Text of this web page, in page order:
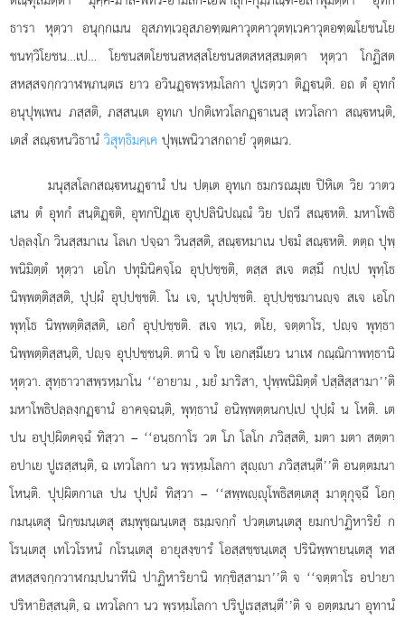
ธารา หุตฺวา อนุกฺกเมน อุสภทฺเวอุสภอฑฺฒคาวุตคาวุตทฺเวคาวุตอฑฺฒโยชนโย
ชนทฺวิโยชน…เป… โยชนสตโยชนสหสฺสโยชนสตสหสฺสมตฺตา หุตฺวา โกฏิสต
สหสฺสจกฺกวาฬพฺภนฺตเร ยาว อวินฏฺพฺรหฺมโลกา ปูเรตฺวา ติฏฺนฺติ. อถ ตํ อุทกํ
อนุปุพฺเพน ภสฺสติ, ภสฺสนฺเต อุทเก ปกติเทวโลกฏฺาเนสุ เทวโลกา สณฺหนฺติ,
เตสํ สณฺหนวิธานํวิสุทฺธิมคฺเค ปุพฺเพนิวาสกถายํ วุตฺตเมว.
มนุสฺสโลกสณฺหนฏฺานํ ปน ปตฺเต อุทเก ธมกรณมุเข ปิหิเต วิย วาตว
เสน ตํ อุทกํ สนฺติฏฺติ, อุทกปิฏฺเ อุปฺปลินิปณฺณํ วิย ปถวี สณฺหติ. มหาโพธิ
ปลฺลงฺโก วินสฺสมาเน โลเก ปจฺฉา วินสฺสติ, สณฺหมาเน ปมํ สณฺหติ. ตตฺถ ปุพฺ
พนิมิตฺตํ หุตฺวา เอโก ปทุมินิคจฺโฉ อุปฺปชฺชติ, ตสฺส สเจ ตสฺมึ กปฺเป พุทฺโธ
นิพฺพตฺติสฺสติ, ปุปฺผํ อุปฺปชฺชติ. โน เจ, นุปฺปชฺชติ. อุปฺปชฺชมานฺจ สเจ เอโก
พุทฺโธ นิพฺพตฺติสฺสติ, เอกํ อุปฺปชฺชติ. สเจ ทฺเว, ตโย, จตฺตาโร, ปฺจ พุทฺธา
นิพฺพตฺติสฺสนฺติ, ปฺจ อุปฺปชฺชนฺติ. ตานิ จ โข เอกสฺมึเยว นาเฬ กณฺณิกาพทฺธานิ
หุตฺวา. สุทฺธาวาสพฺรหฺมาโน ‘‘อายาม , มยํ มาริสา, ปุพฺพนิมิตฺตํ ปสฺสิสฺสามา’’ติ
มหาโพธิปลฺลงฺกฏฺานํ อาคจฺฉนฺติ, พุทฺธานํ อนิพฺพตฺตนกปฺเป ปุปฺผํ น โหติ. เต
ปน อปุปฺผิตคจฺฉํ ทิสฺวา – ‘‘อนฺธกาโร วต โภ โลโก ภวิสฺสติ, มตา มตา สตฺตา
อปาเย ปูเรสฺสนฺติ, ฉ เทวโลกา นว พฺรหฺมโลกา สุฺา ภวิสฺสนฺตี’’ติ อนตฺตมนา
โหนฺติ. ปุปฺผิตกาเล ปน ปุปฺผํ ทิสฺวา – ‘‘สพฺพฺุโพธิสตฺเตสุ มาตุกุจฺฉึ โอกฺ
กมนฺเตสุ นิกฺขมนฺเตสุ สมฺพุชฺฌนฺเตสุ ธมฺมจกฺกํ ปวตฺเตนฺเตสุ ยมกปาฏิหาริยํ ก
โรนฺเตสุ เทโวโรหนํ กโรนฺเตสุ อายุสงฺขารํ โอสฺสชฺชนฺเตสุ ปรินิพฺพายนฺเตสุ ทส
สหสฺสจกฺกวาฬกมฺปนาทีนิ ปาฏิหาริยานิ ทกฺขิสฺสามา’’ติ จ ‘‘จตฺตาโร อปายา
ปริหายิสฺสนฺติ, ฉ เทวโลกา นว พฺรหฺมโลกา ปริปูเรสฺสนฺตี’’ติ จ อตฺตมนา อุทานํ